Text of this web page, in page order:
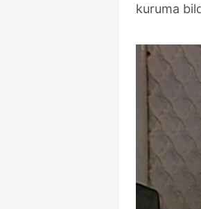
kuruma